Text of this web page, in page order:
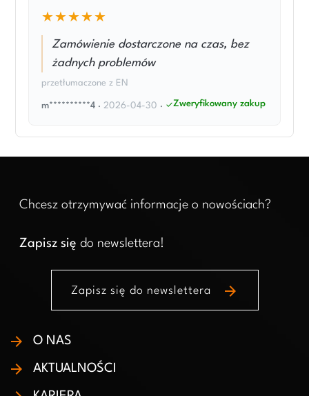
★★★★★
Zamówienie dostarczone na czas, bez
żadnych problemów
przetłumaczone z EN
m**********4 ·2026-04-30 · Zweryfikowany zakup
Chcesz otrzymywać informacje o nowościach?
Zapisz się do newslettera!
Zapisz się do newslettera arrow_forward
O NAS
AKTUALNOŚCI